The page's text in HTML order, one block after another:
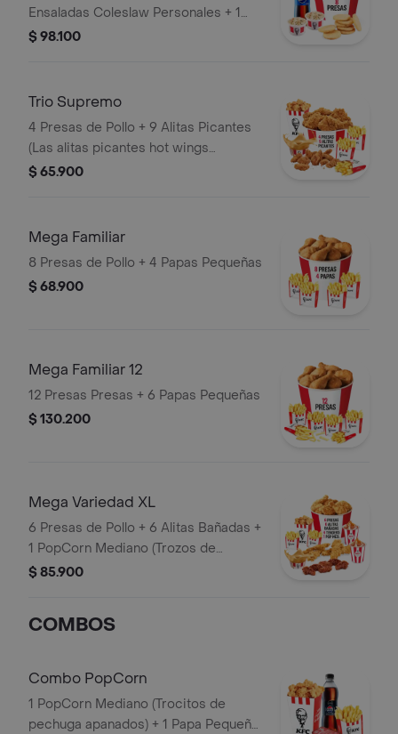
Ensaladas Coleslaw Personales + 1
Gaseosa 1,5 Litros
$ 98.100
Trio Supremo
4 Presas de Pollo + 9 Alitas Picantes
(Las alitas picantes hot wings
equivalen a un trozo de ala) + 1
Pequeñas + 1 Balde de Salsa 100g
$ 65.900
Mega Familiar
8 Presas de Pollo + 4 Papas Pequeñas
$ 68.900
Mega Familiar 12
12 Presas Presas + 6 Papas Pequeñas
$ 130.200
Mega Variedad XL
6 Presas de Pollo + 6 Alitas Bañadas +
1 PopCorn Mediano (Trozos de
pechuga apanados) + 4 Tenders (Tiras
Balde de Salsa 100g
$ 85.900
COMBOS
Combo PopCorn
1 PopCorn Mediano (Trocitos de
pechuga apanados) + 1 Papa Pequeña